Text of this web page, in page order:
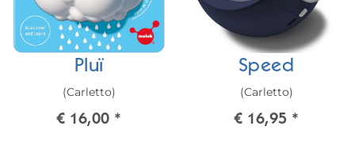
Pluï
(Carletto)
€ 16,00 *
Speed
(Carletto)
€ 16,95 *